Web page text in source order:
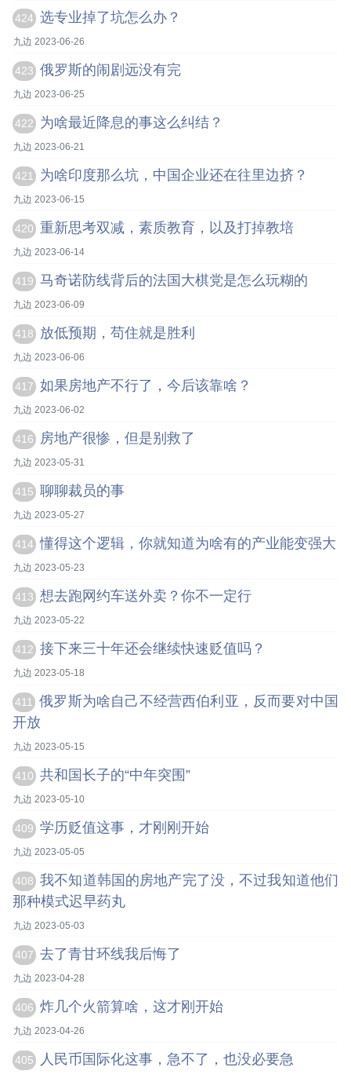
424 选专业掉了坑怎么办？
九边 2023-06-26
423 俄罗斯的闹剧远没有完
九边 2023-06-25
422 为啥最近降息的事这么纠结？
九边 2023-06-21
421 为啥印度那么坑，中国企业还在往里边挤？
九边 2023-06-15
420 重新思考双减，素质教育，以及打掉教培
九边 2023-06-14
419 马奇诺防线背后的法国大棋党是怎么玩糊的
九边 2023-06-09
418 放低预期，苟住就是胜利
九边 2023-06-06
417 如果房地产不行了，今后该靠啥？
九边 2023-06-02
416 房地产很惨，但是别救了
九边 2023-05-31
415 聊聊裁员的事
九边 2023-05-27
414 懂得这个逻辑，你就知道为啥有的产业能变强大
九边 2023-05-23
413 想去跑网约车送外卖？你不一定行
九边 2023-05-22
412 接下来三十年还会继续快速贬值吗？
九边 2023-05-18
411
俄罗斯为啥自己不经营西伯利亚，反而要对中国
开放
九边 2023-05-15
410 共和国长子的“中年突围”
九边 2023-05-10
409 学历贬值这事，才刚刚开始
九边 2023-05-05
408 我不知道韩国的房地产完了没，不过我知道他们
那种模式迟早药丸
九边 2023-05-03
407 去了青甘环线我后悔了
九边 2023-04-28
406 炸几个火箭算啥，这才刚开始
九边 2023-04-26
405 人民币国际化这事，急不了，也没必要急